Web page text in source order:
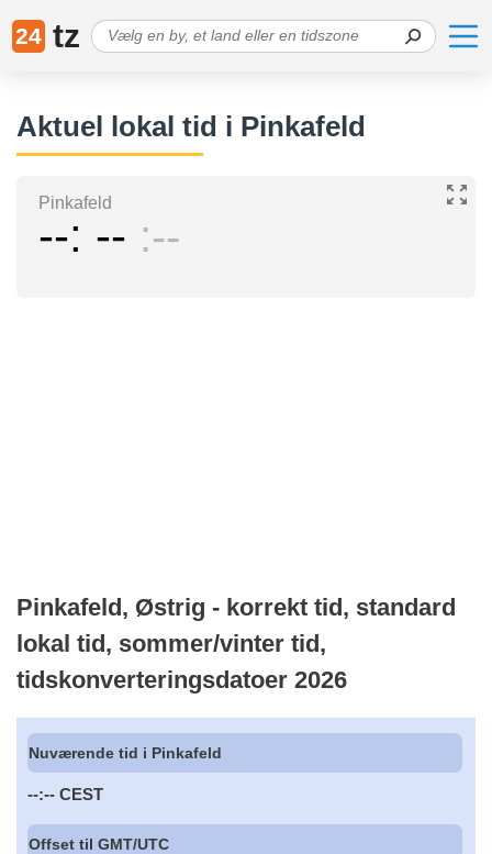
24 tz
Aktuel lokal tid i Pinkafeld
Pinkafeld
-- -- --
Pinkafeld, Østrig - korrekt tid, standard
lokal tid, sommer/vinter tid,
tidskonverteringsdatoer 2026
Nuværende tid i Pinkafeld
--:-- CEST
Offset til GMT/UTC